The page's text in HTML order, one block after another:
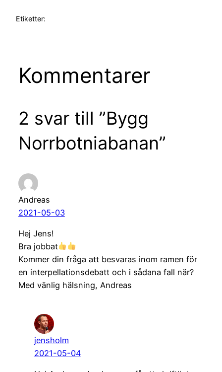
Etiketter:
Kommentarer
2 svar till ”Bygg
Norrbotniabanan”
Andreas
2021-05-03
Hej Jens!
Bra jobbat
Kommer din fråga att besvaras inom ramen för
en interpellationsdebatt och i sådana fall när?
Med vänlig hälsning, Andreas
jensholm
2021-05-04